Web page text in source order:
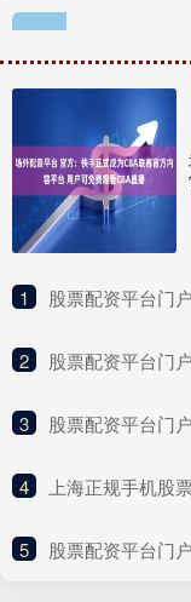
1 股票配资平台门户官网 明知
2 股票配资平台门户官
3 股票配资平台门户官网 徐
4 上海正规手机股票配资论坛
5 股票配资平台门